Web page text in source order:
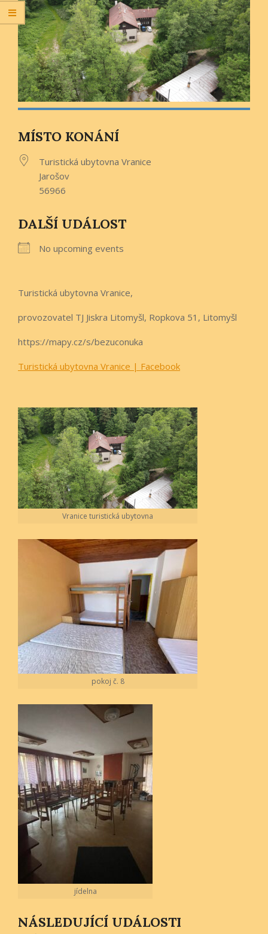
MÍSTO KONÁNÍ
Turistická ubytovna Vranice
Jarošov
56966
DALŠÍ UDÁLOST
No upcoming events
Turistická ubytovna Vranice,
provozovatel TJ Jiskra Litomyšl, Ropkova 51, Litomyšl
https://mapy.cz/s/bezuconuka
Turistická ubytovna Vranice | Facebook
Vranice turistická ubytovna
pokoj č. 8
jídelna
NÁSLEDUJÍCÍ UDÁLOSTI